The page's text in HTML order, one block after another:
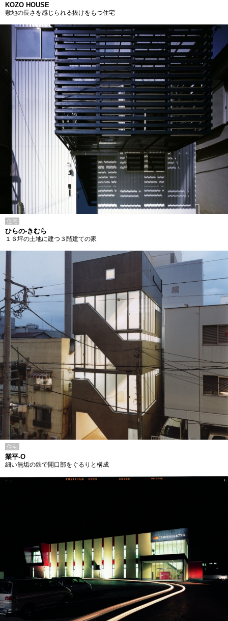
KOZO HOUSE
敷地の長さを感じられる抜けをもつ住宅
住宅
ひらの-きむら
１６坪の土地に建つ３階建ての家
住宅
業平-O
細い無垢の鉄で開口部をぐるりと構成